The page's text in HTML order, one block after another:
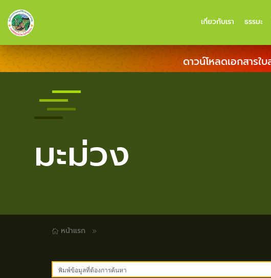
เกี่ยวกับเรา ธรรมะ
ดาวน์โหลดเอกสาร
มะม่วง
 หน้าแรก 9